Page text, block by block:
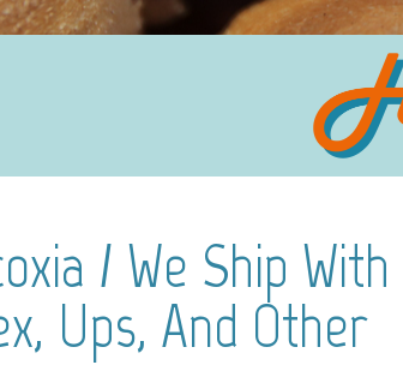
/ We Ship With
Ups, And Other